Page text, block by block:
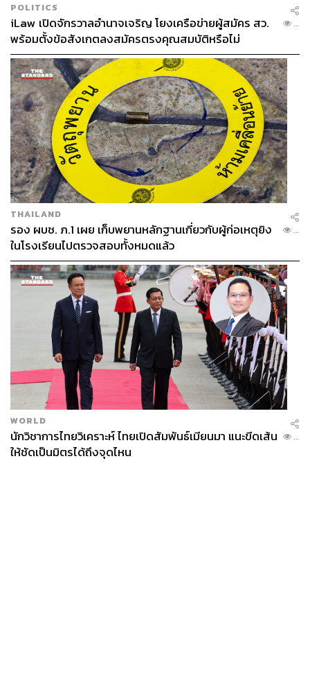
Fiki Abubakar, CSR Specialist in Sustainable
Development แห่งบ้านปูอินโดนีเซีย
Fiki ยังมองว่าความหลากหลายมีส่วนช่วยเติมเต็มในหน้าที่
การงานและชีวิต โดยเฉพาะกับการนำความรู้จากผู้อื่นที่มา
จากต่างความคิดต่างประสบการณ์จากสิ่งที่ตนเคยเจอ และ
มาประยุกต์ใช้กับการสร้างสรรค์งานให้ออกมาแตกต่างและ
ครอบคลุมมากขึ้น
จากเรื่องราวของคนบ้านปูในอินโดนีเซีย เราจะเห็นได้ว่า
‘ความหลากหลาย’ไม่ใช่เพียงแค่คติสวยหรู แต่คือเบื้องหลังค
วามสำเร็จของ
‘คน’
ที่ต่างฝ่ายต่างเปิดรับความแตกต่าง
เข้าใจในข้อดีของแต่ละคนเพื่อนำมาเสริมความแข็งแรงของ
ทีม และในขณะเดียวกันก็ไม่เพิกเฉยต่อข้อเสีย แต่ช่วยกัน
พัฒนาปรับปรุงให้จุดที่แตกต่างของกันและกัน สามารถ
ทำงานให้บรรลุเป้าหมายเดียวกันได้
ท้ายที่สุดทุกสิ่งทุกอย่างแม้จะต่างกัน แต่คนบ้านปูได้พิสูจน์ให้
เห็นแล้วว่า เพียงแค่เข้าใจ เปิดใจ และยอมรับ คนก็จะ
POLITICS
iLaw เปิดจักรวาลอำนาจเจริญ โยงเครือข่ายผู้สมัคร สว.
พร้อมตั้งข้อสังเกตลงสมัครตรงคุณสมบัติหรือไม่
...
THAILAND
รอง ผบช. ภ.1 เผย เก็บพยานหลักฐานเกี่ยวกับผู้ก่อเหตุยิง
ในโรงเรียนไปตรวจสอบทั้งหมดแล้ว
...
WORLD
นักวิชาการไทยวิเคราะห์ ไทยเปิดสัมพันธ์เมียนมา แนะขีดเส้น
ให้ชัดเป็นมิตรได้ถึงจุดไหน
...